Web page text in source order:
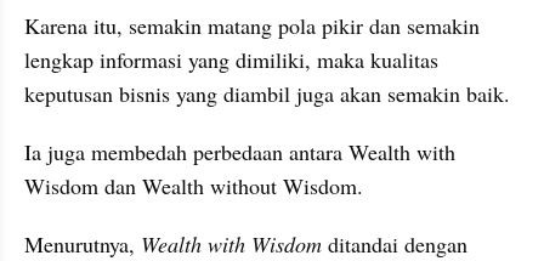
Karena itu, semakin matang pola pikir dan semakin
lengkap informasi yang dimiliki, maka kualitas
keputusan bisnis yang diambil juga akan semakin baik.
Ia juga membedah perbedaan antara Wealth with
Wisdom dan Wealth without Wisdom.
Menurutnya, Wealth with Wisdom ditandai dengan